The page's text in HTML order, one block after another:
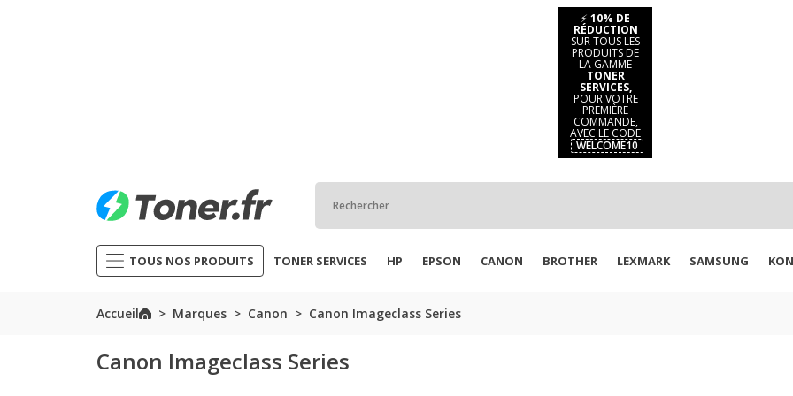
⚡ 10% DE
RÉDUCTION
SUR TOUS LES
PRODUITS DE
LA GAMME
TONER
SERVICES,
POUR VOTRE
PREMIÈRE
COMMANDE,
AVEC LE CODE
WELCOME10
TOUS NOS PRODUITS TONER SERVICES HP EPSON CANON BROTHER LEXMARK SAMSUNG
Accueil Marques Canon Canon Imageclass Series
Canon Imageclass Series